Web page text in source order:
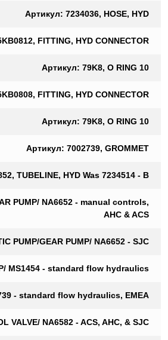
Артикул: 7234036, HOSE, HYD
FITTING, HYD CONNECTOR
Артикул: 79K8, O RING 10
FITTING, HYD CONNECTOR
Артикул: 79K8, O RING 10
Артикул: 7002739, GROMMET
TUBELINE, HYD Was 7234514 - B
PUMP/ NA6652 - manual controls,
AHC & ACS
PUMP/GEAR PUMP/ NA6652 - SJC
MS1454 - standard flow hydraulics
- standard flow hydraulics, EMEA
VALVE/ NA6582 - ACS, AHC, & SJC